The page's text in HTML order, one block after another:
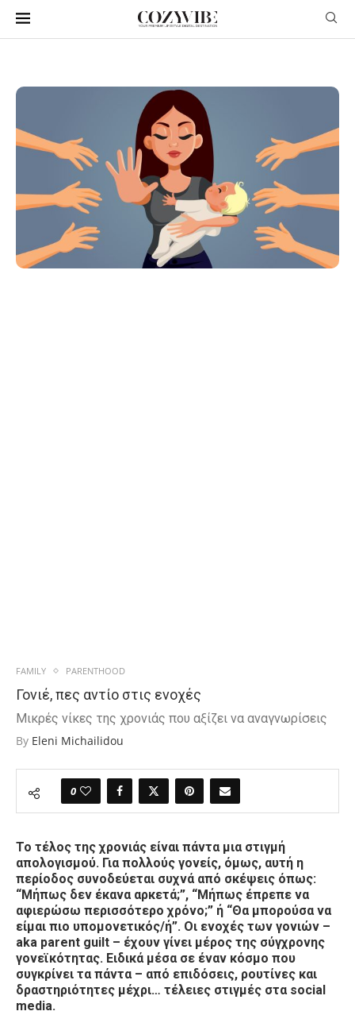
FAMILY PARENTHOOD
Γονιέ, πες αντίο στις ενοχές
Μικρές νίκες της χρονιάς που αξίζει να αναγνωρίσεις
By Eleni Michailidou
0
Το τέλος της χρονιάς είναι πάντα μια στιγμή
απολογισμού. Για πολλούς γονείς, όμως, αυτή η
περίοδος συνοδεύεται συχνά από σκέψεις όπως:
“Μήπως δεν έκανα αρκετά;”, “Μήπως έπρεπε να
αφιερώσω περισσότερο χρόνο;” ή “Θα μπορούσα να
είμαι πιο υπομονετικός/ή”. Οι ενοχές των γονιών –
aka parent guilt – έχουν γίνει μέρος της σύγχρονης
γονεϊκότητας. Ειδικά μέσα σε έναν κόσμο που
συγκρίνει τα πάντα – από επιδόσεις, ρουτίνες και
δραστηριότητες μέχρι… τέλειες στιγμές στα social
media.